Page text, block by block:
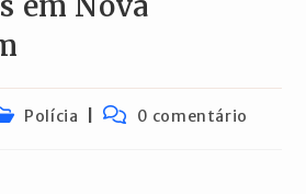
Polícia
Comentários
0 comentário